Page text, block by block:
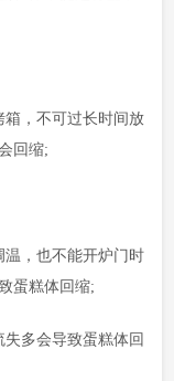
，不可过长时间放
回缩;
，也不能开炉门时
蛋糕体回缩;
多会导致蛋糕体回